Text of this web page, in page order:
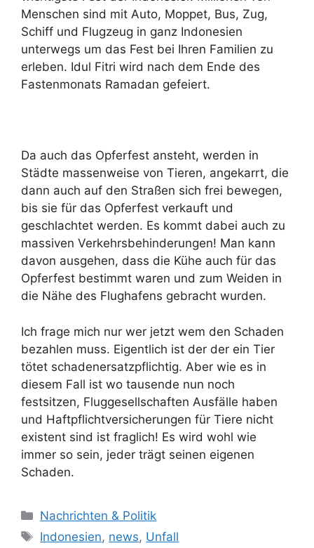
Menschen sind mit Auto, Moppet, Bus, Zug,
Schiff und Flugzeug in ganz Indonesien
unterwegs um das Fest bei Ihren Familien zu
erleben. Idul Fitri wird nach dem Ende des
Fastenmonats Ramadan gefeiert.
Da auch das Opferfest ansteht, werden in
Städte massenweise von Tieren, angekarrt, die
dann auch auf den Straßen sich frei bewegen,
bis sie für das Opferfest verkauft und
geschlachtet werden. Es kommt dabei auch zu
massiven Verkehrsbehinderungen! Man kann
davon ausgehen, dass die Kühe auch für das
Opferfest bestimmt waren und zum Weiden in
die Nähe des Flughafens gebracht wurden.
Ich frage mich nur wer jetzt wem den Schaden
bezahlen muss. Eigentlich ist der der ein Tier
tötet schadenersatzpflichtig. Aber wie es in
diesem Fall ist wo tausende nun noch
festsitzen, Fluggesellschaften Ausfälle haben
und Haftpflichtversicherungen für Tiere nicht
existent sind ist fraglich! Es wird wohl wie
immer so sein, jeder trägt seinen eigenen
Schaden.
Kategorien
Nachrichten & Politik
Schlagwörter
Indonesien, news, Unfall